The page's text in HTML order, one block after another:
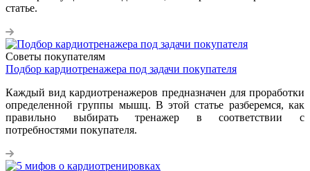
статье.
Советы покупателям
Подбор кардиотренажера под задачи покупателя
Каждый вид кардиотренажеров предназначен для проработки
определенной группы мышц. В этой статье разберемся, как
правильно выбирать тренажер в соответствии с
потребностями покупателя.